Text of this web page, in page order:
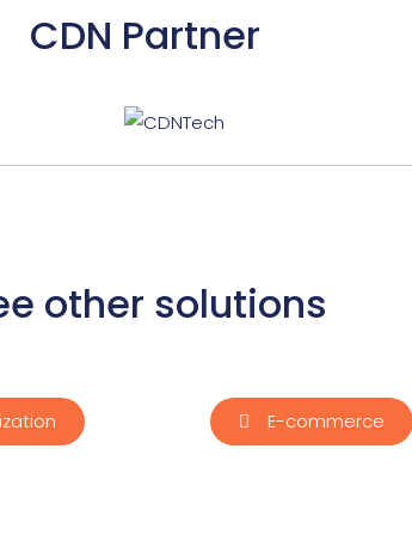
CDN Partner
other solutions
E-commerce